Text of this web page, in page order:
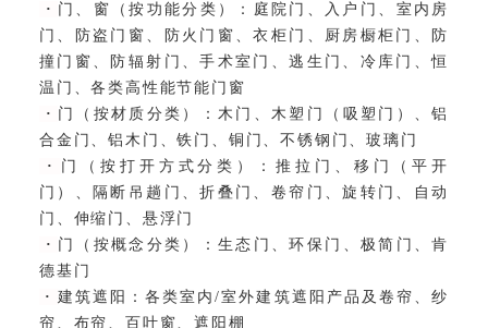
· 门、窗（按功能分类）： 庭院门、入户门、室内房
门、防盗门窗、防火门窗、衣柜门、厨房橱柜门、防
撞门窗、防辐射门、手术室门、逃生门、冷库门、恒
温门、各类高性能节能门窗
· 门（按材质分类）：木门、木塑门（吸塑门）、铝
合金门、铝木门、铁门、铜门、不锈钢门、玻璃门
· 门（按打开方式分类）：推拉门、移门（平开
门）、隔断吊趟门、折叠门、卷帘门、旋转门、自动
门、伸缩门、悬浮门
· 门（按概念分类）：生态门、环保门、极简门、肯
德基门
· 建筑遮阳： 各类室内/室外建筑遮阳产品及卷帘、纱
帘、布帘、百叶窗、遮阳棚